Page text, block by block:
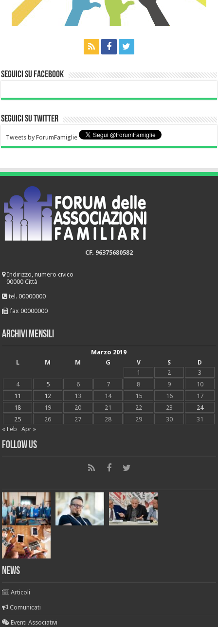
Seguici su Facebook
Seguici su Twitter
Tweets by ForumFamiglie
CF. 96375680582
Indirizzo, numero civico
00000 Città
tel. 00000000
fax 00000000
Archivi mensili
Marzo 2019
L
M M G V S
D
1
2
3
4
5 6 7 8 9
10
11
12 13 14 15 16
17
18
19 20 21 22 23
24
25
26 27 28 29 30
31
« Feb
Apr »
Follow Us
News
Articoli
Comunicati
Eventi Associativi